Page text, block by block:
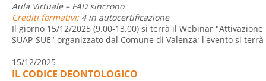
Aula Virtuale – FAD sincrono
Crediti formativi:4 in autocertificazione
Il giorno 15/12/2025 (9.00-13.00) si terrà il Webinar
SUAP-SUE" organizzato dal Comune di Valenza; l'evento si
15/12/2025
IL CODICE DEONTOLOGICO